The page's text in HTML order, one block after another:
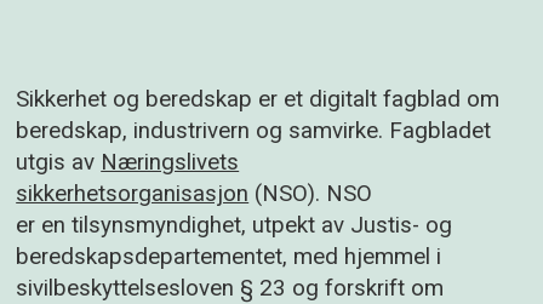
Sikkerhet og beredskap er et digitalt fagblad om
beredskap, industrivern og samvirke. Fagbladet
utgis av Næringslivets
sikkerhetsorganisasjon (NSO). NSO
er en tilsynsmyndighet, utpekt av Justis- og
beredskapsdepartementet, med hjemmel i
sivilbeskyttelsesloven § 23 og forskrift om